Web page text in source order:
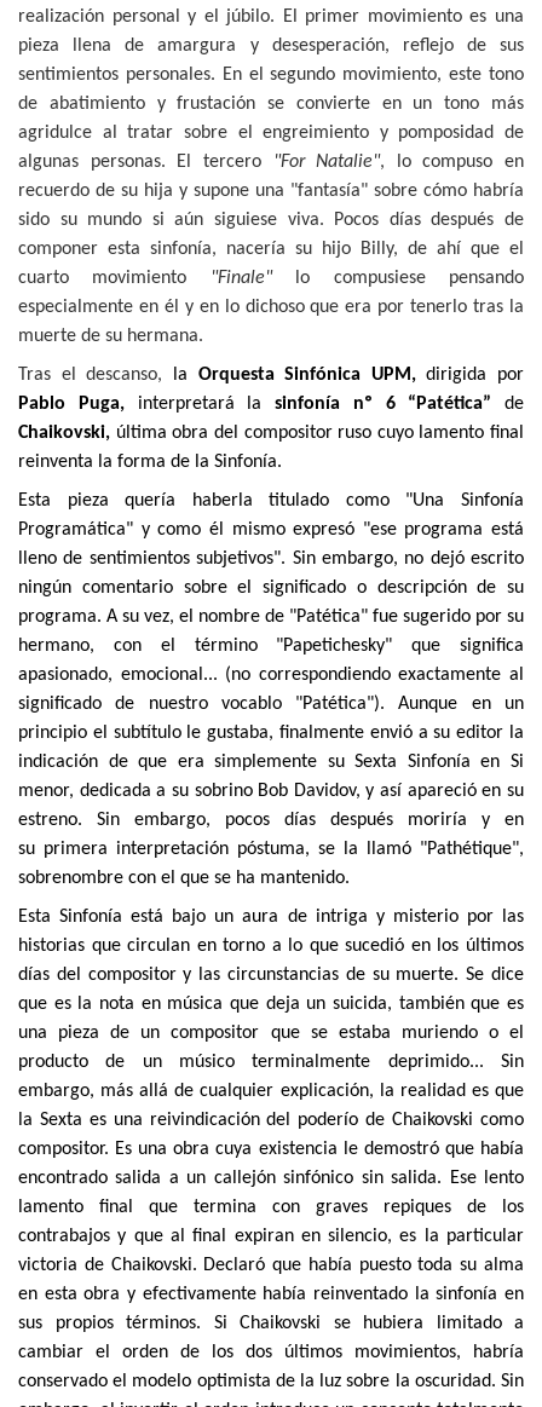
realización personal y el júbilo. El primer movimiento es una
pieza llena de amargura y desesperación, reflejo de sus
sentimientos personales. En el segundo movimiento, este tono
de abatimiento y frustación se convierte en un tono más
agridulce al tratar sobre el engreimiento y pomposidad de
algunas personas. El tercero
"For Natalie", lo compuso en
recuerdo de su hija y supone una "fantasía" sobre cómo habría
sido su mundo si aún siguiese viva. Pocos días después de
componer esta sinfonía, nacería su hijo Billy, de ahí que el
cuarto movimiento
"Finale"lo compusiese pensando
especialmente en él y en lo dichoso que era por tenerlo tras la
muerte de su hermana.
Tras el descanso,
la Orquesta Sinfónica UPM,dirigida por
Pablo Puga, interpretará la sinfonía nº 6 “Patética” de
Chaikovski, última obra del compositor ruso cuyo lamento final
reinventa la forma de la Sinfonía.
Esta pieza quería haberla titulado como "Una Sinfonía
Programática" y como él mismo expresó "ese programa está
lleno de sentimientos subjetivos". Sin embargo, no dejó escrito
ningún comentario sobre el significado o descripción de su
programa. A su vez, e l nombre de "Patética" fue sugerido por su
hermano, con el término "Papetichesky" que significa
apasionado, emocional... (no correspondiendo exactamente al
significado de nuestro vocablo "Patética"). Aunque en un
principio el subtítulo le gustaba, finalmente envió a su editor la
indicación de que era simplemente su Sexta Sinfonía en Si
menor, dedicada a su sobrino Bob Davidov, y así apareció en su
estreno. Sin embargo, pocos días después moriría y en
su primera interpretación póstuma, se la llamó "Pathétique",
sobrenombre con el que se ha mantenido.
Esta Sinfonía está bajo un aura de intriga y misterio por las
historias que circulan en torno a lo que sucedió en los últimos
días del compositor y las circunstancias de su muerte. Se dice
que es la nota en música que deja un suicida, también que es
una pieza de un compositor que se estaba muriendo o el
producto de un músico terminalmente deprimido... Sin
embargo, más allá de cualquier explicación, la realidad es que
la Sexta es una reivindicación del poderío de Chaikovski como
compositor. Es una obra cuya existencia le demostró que había
encontrado salida a un callejón sinfónico sin salida. Ese lento
lamento final que termina con graves repiques de los
contrabajos y que al final expiran en silencio, es la particular
victoria de Chaikovski. Declaró que había puesto toda su alma
en esta obra y efectivamente había reinventado la sinfonía en
sus propios términos. Si Chaikovski se hubiera limitado a
cambiar el orden de los dos últimos movimientos, habría
conservado el modelo optimista de la luz sobre la oscuridad. Sin